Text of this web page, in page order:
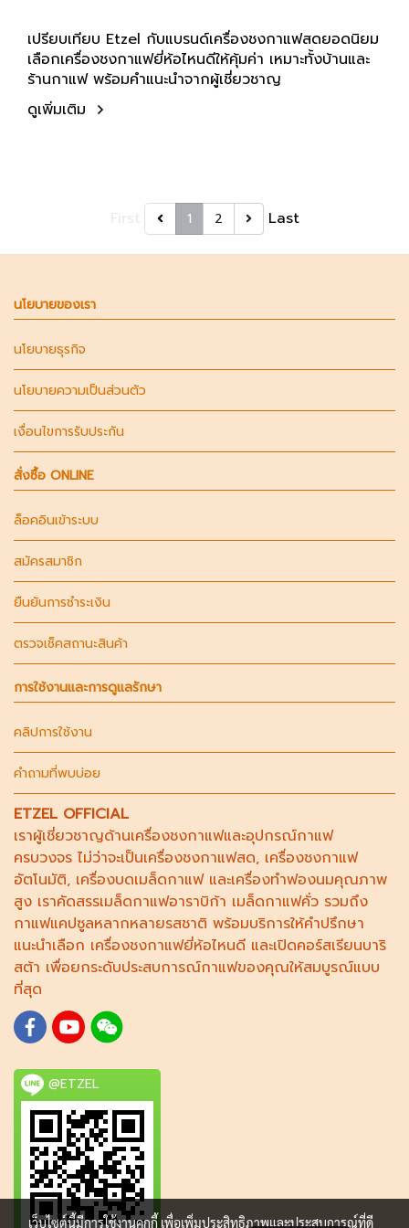
เปรียบเทียบ Etzel กับแบรนด์เครื่องชงกาแฟสดยอดนิยม
เลือกเครื่องชงกาแฟยี่ห้อไหนดีให้คุ้มค่า เหมาะทั้งบ้านและ
ร้านกาแฟ พร้อมคำแนะนำจากผู้เชี่ยวชาญ
ดูเพิ่มเติม
1 2 Last
นโยบายของเรา
นโยบายธุรกิจ
นโยบายความเป็นส่วนตัว
เงื่อนไขการรับประกัน
สั่งซื้อ ONLINE
ล็อคอินเข้าระบบ
สมัครสมาชิก
ยืนยันการชำระเงิน
ตรวจเช็คสถานะสินค้า
การใช้งานและการดูแลรักษา
คลิปการใช้งาน
คำถามที่พบบ่อย
ETZEL OFFICIAL
เราผู้เชี่ยวชาญด้านเครื่องชงกาแฟและอุปกรณ์กาแฟ
ครบวงจร ไม่ว่าจะเป็นเครื่องชงกาแฟสด, เครื่องชงกาแฟ
อัตโนมัติ, เครื่องบดเมล็ดกาแฟและเครื่องทำฟองนมคุณภาพ
สูง เราคัดสรรเมล็ดกาแฟอาราบิก้า เมล็ดกาแฟคั่ว รวมถึง
กาแฟแคปซูลหลากหลายรสชาติ พร้อมบริการให้คำปรึกษา
แนะนำเลือก เครื่องชงกาแฟยี่ห้อไหนดี และเปิดคอร์สเรียนบาริ
สต้า เพื่อยกระดับประสบการณ์กาแฟของคุณให้สมบูรณ์แบบ
ที่สุด
@ETZEL
เว็บไซต์นี้มีการใช้งานคุกกี้ เพื่อเพิ่มประสิทธิภาพและประสบการณ์ที่ดี